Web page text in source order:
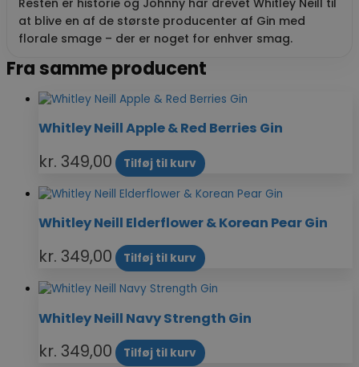
at blive en af de største producenter af Gin med
florale smage – der er noget for enhver smag.
Fra samme producent
Whitley Neill Apple & Red Berries Gin
kr. 349,00 Tilføj til kurv
Whitley Neill Elderflower & Korean Pear Gin
kr. 349,00 Tilføj til kurv
Whitley Neill Navy Strength Gin
kr. 349,00 Tilføj til kurv